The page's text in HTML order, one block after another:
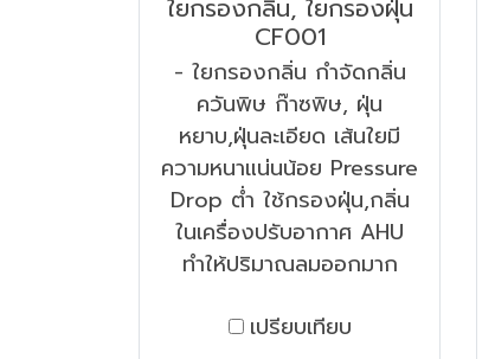
ใยกรองกลิ่น, ใยกรองฝุ่น
CF001
- ใยกรองกลิ่น กำจัดกลิ่น
ควันพิษ ก๊าซพิษ, ฝุ่น
หยาบ,ฝุ่นละเอียด เส้นใยมี
ความหนาแน่นน้อย Pressure
Drop ต่ำ ใช้กรองฝุ่น,กลิ่น
ในเครื่องปรับอากาศ AHU
ทำให้ปริมาณลมออกมาก
เปรียบเทียบ